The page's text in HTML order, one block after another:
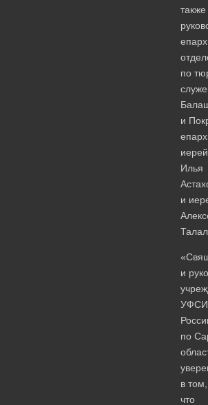
также
по
и
иерей
Илья
и
и
по
в том,
что